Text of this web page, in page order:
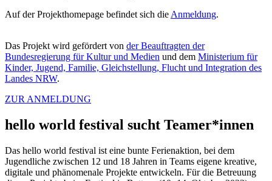
Auf der Projekthomepage befindet sich dieAnmeldung.
Das Projekt wird gefördert von der Beauftragten der
Bundesregierung für Kultur und Medien und dem Ministerium für
Kinder, Jugend, Familie, Gleichstellung, Flucht und Integration des
Landes NRW.
ZUR ANMELDUNG
hello world festival sucht Teamer*innen
Das hello world festival ist eine bunte Ferienaktion, bei dem
Jugendliche zwischen 12 und 18 Jahren in Teams eigene kreative,
digitale und phänomenale Projekte entwickeln. Für die Betreuung